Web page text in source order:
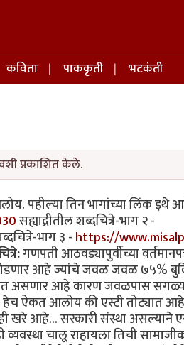
कविता पाककृती
भटकंती
प्रकाशित केले.
पहील्या तिन भागांच्या लिंक इथे
सह्याद्रीतील शब्दचित्रे-भाग २ -
भाग ३ -https://
गणपती आठवड्यापुर्वीच्या
आहे ज्यांचे जवळ जवळ
असणार आहे कारण जवळपास सगळ्या
ऐकत आलोय की एस्टी तोट्यात
आहे... सरकारी संस्था असल्याने
चालू राहायला तिची